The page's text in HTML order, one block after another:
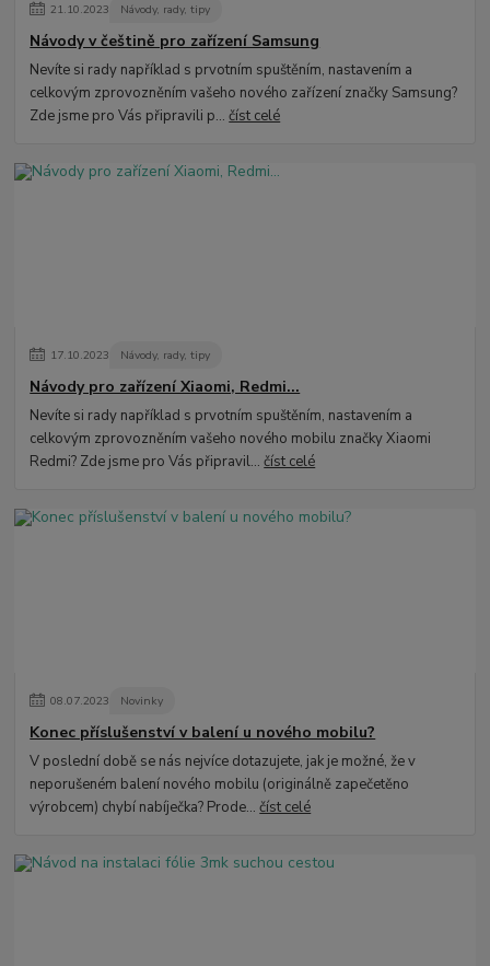
21.10.2023 Návody, rady, tipy
Návody v češtině pro zařízení Samsung
Nevíte si rady například s prvotním spuštěním, nastavením a
celkovým zprovozněním vašeho nového zařízení značky Samsung?
Zde jsme pro Vás připravili p...číst celé
17.10.2023 Návody, rady, tipy
Návody pro zařízení Xiaomi, Redmi...
Nevíte si rady například s prvotním spuštěním, nastavením a
celkovým zprovozněním vašeho nového mobilu značky Xiaomi
Redmi? Zde jsme pro Vás připravil...číst celé
08.07.2023 Novinky
Konec příslušenství v balení u nového mobilu?
V poslední době se nás nejvíce dotazujete, jak je možné, že v
neporušeném balení nového mobilu (originálně zapečetěno
výrobcem) chybí nabíječka? Prode...číst celé